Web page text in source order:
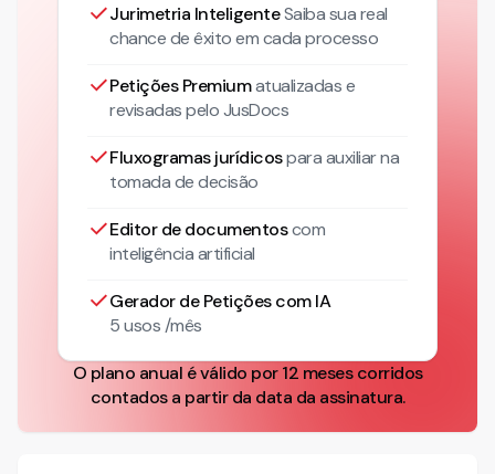
Jurimetria InteligenteSaiba sua real
chance de êxito em cada processo
Petições Premiumatualizadase
revisadas pelo JusDocs
Fluxogramas jurídicospara auxiliar na
tomada de decisão
Editor de documentoscom
inteligência artificial
Gerador de Petições com IA
5 usos /mês
O plano anual é válido por 12 meses corridos
contados a partir da data da assinatura.